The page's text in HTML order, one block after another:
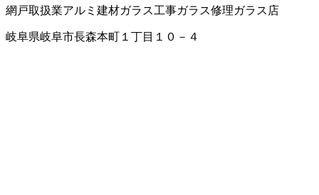
網戸取扱業アルミ建材ガラス工事ガラス修理ガラス店
岐阜県岐阜市長森本町１丁目１０－４